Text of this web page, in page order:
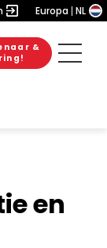
Europa NL
&
en